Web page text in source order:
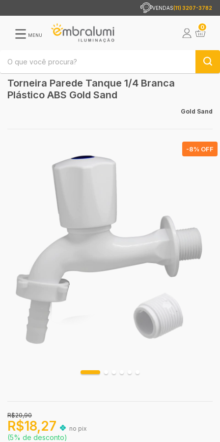
VENDAS(11) 3207-3782
MENU
0
Torneira Parede Tanque 1/4 Branca
Plástico ABS Gold Sand
Gold Sand
-8% OFF
R$20,90
R$18,27 no pix
(5% de desconto)